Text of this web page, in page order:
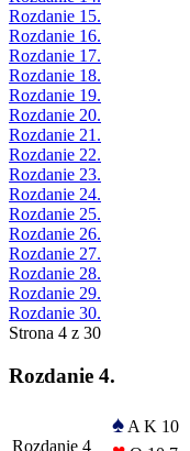
Rozdanie 15.
Rozdanie 16.
Rozdanie 17.
Rozdanie 18.
Rozdanie 19.
Rozdanie 20.
Rozdanie 21.
Rozdanie 22.
Rozdanie 23.
Rozdanie 24.
Rozdanie 25.
Rozdanie 26.
Rozdanie 27.
Rozdanie 28.
Rozdanie 29.
Rozdanie 30.
Strona 4 z 30
Rozdanie 4.
Rozdanie 4
♠ A K 10